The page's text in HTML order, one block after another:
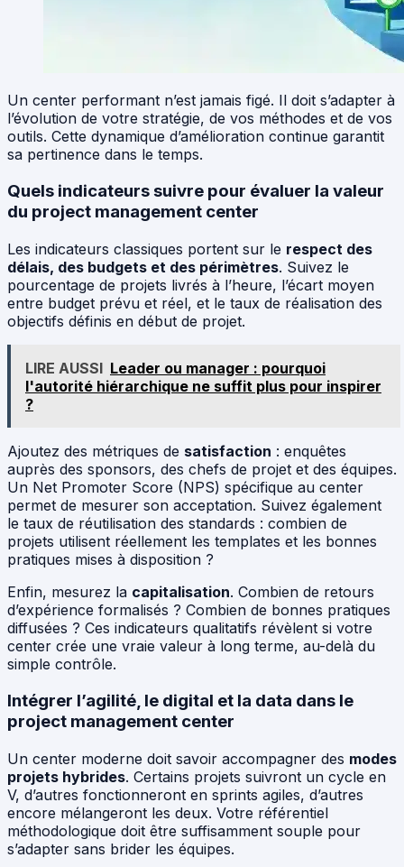
Un center performant n’est jamais figé. Il doit s’adapter à
l’évolution de votre stratégie, de vos méthodes et de vos
outils. Cette dynamique d’amélioration continue garantit
sa pertinence dans le temps.
Quels indicateurs suivre pour évaluer la valeur
du project management center
Les indicateurs classiques portent sur le respect des
délais, des budgets et des périmètres. Suivez le
pourcentage de projets livrés à l’heure, l’écart moyen
entre budget prévu et réel, et le taux de réalisation des
objectifs définis en début de projet.
LIRE AUSSI Leader ou manager : pourquoi
l'autorité hiérarchique ne suffit plus pour inspirer
?
Ajoutez des métriques de satisfaction : enquêtes
auprès des sponsors, des chefs de projet et des équipes.
Un Net Promoter Score (NPS) spécifique au center
permet de mesurer son acceptation. Suivez également
le taux de réutilisation des standards : combien de
projets utilisent réellement les templates et les bonnes
pratiques mises à disposition ?
Enfin, mesurez la capitalisation. Combien de retours
d’expérience formalisés ? Combien de bonnes pratiques
diffusées ? Ces indicateurs qualitatifs révèlent si votre
center crée une vraie valeur à long terme, au-delà du
simple contrôle.
Intégrer l’agilité, le digital et la data dans le
project management center
Un center moderne doit savoir accompagner des modes
projets hybrides. Certains projets suivront un cycle en
V, d’autres fonctionneront en sprints agiles, d’autres
encore mélangeront les deux. Votre référentiel
méthodologique doit être suffisamment souple pour
s’adapter sans brider les équipes.